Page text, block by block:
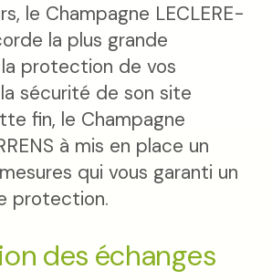
le Champagne LECLERE-
la plus grande
protection de vos
sécurité de son site
fin, le Champagne
à mis en place un
qui vous garanti un
protection.
des échanges